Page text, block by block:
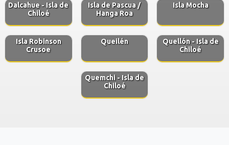
Dalcahue - Isla de
Chiloé
Isla de Pascua /
Hanga Roa
Isla Mocha
Isla Robinson
Crusoe
Queilén
Quellón - Isla de
Chiloé
Quemchi - Isla de
Chiloé